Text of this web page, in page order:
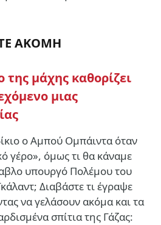
ΑΚΟΜΗ
της μάχης καθορίζει
μιας
ο Αμπού Ομπάιντα όταν
γέρο», όμως τι θα κάναμε
υπουργό Πολέμου του
Διαβάστε τι έγραψε
να γελάσουν ακόμα και τα
σπίτια της Γάζας: